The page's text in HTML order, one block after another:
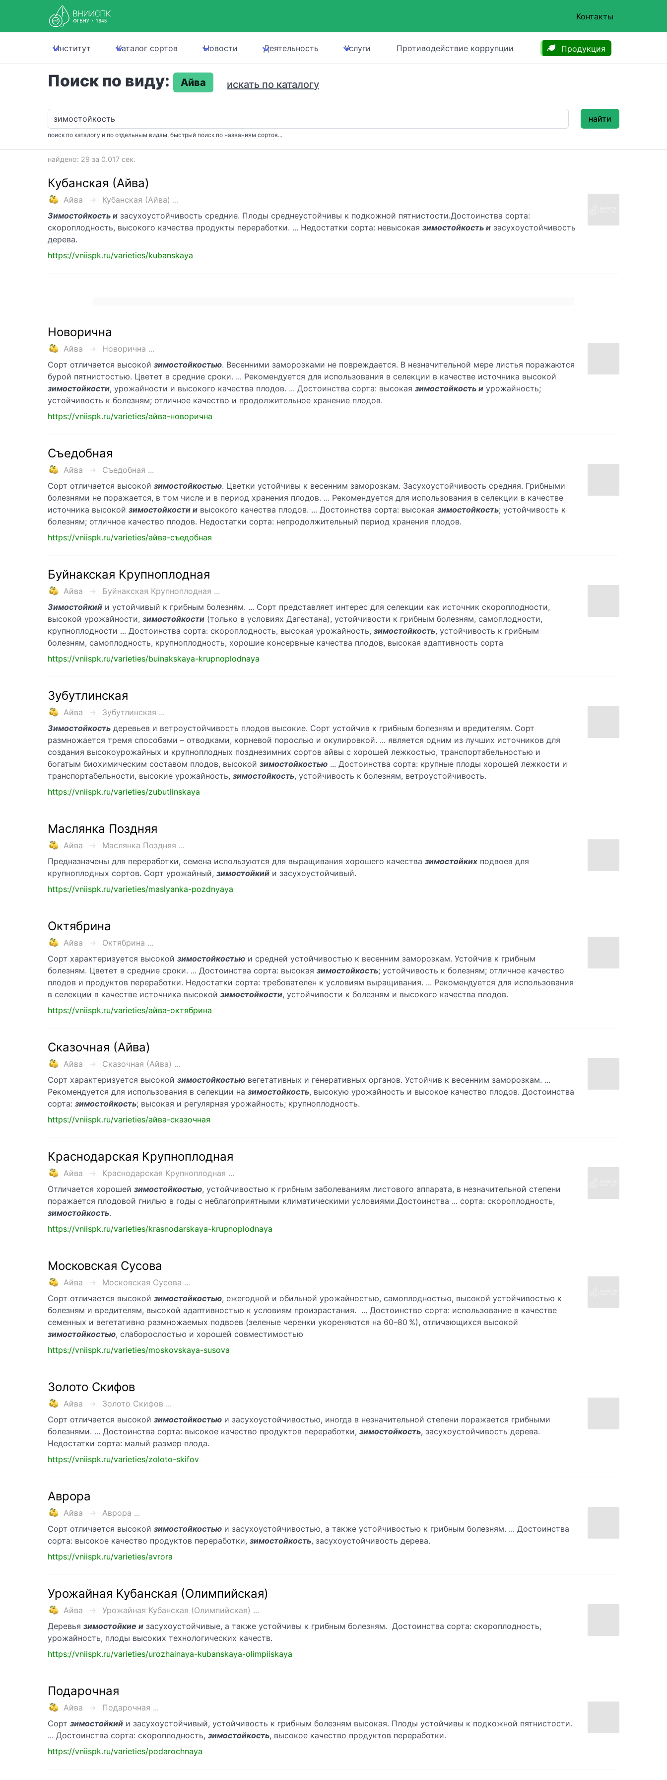
Контакты
Институт Каталог сортов Новости Деятельность Услуги Противодействие коррупции Продукция
Поиск по виду: Айва искать по каталогу
поиск по каталогу и по отдельным видам, быстрый поиск по названиям сортов...
найти
найдено: 29 за 0.017 сек.
Кубанская (Айва)
Айва
Кубанская (Айва) ...
Зимостойкость и засухоустойчивость средние. Плоды среднеустойчивы к подкожной пятнистости.Достоинства сорта:
скороплодность, высокого качества продукты переработки. ... Недостатки сорта: невысокая зимостойкость и засухоустойчивость
дерева.
https://vniispk.ru/varieties/kubanskaya
Новорична
Айва
Новорична ...
Сорт отличается высокой зимостойкостью. Весенними заморозками не повреждается. В незначительной мере листья поражаются
бурой пятнистостью. Цветет в средние сроки. ... Рекомендуется для использования в селекции в качестве источника высокой
зимостойкости, урожайности и высокого качества плодов. ... Достоинства сорта: высокая зимостойкость и урожайность;
устойчивость к болезням; отличное качество и продолжительное хранение плодов.
https://vniispk.ru/varieties/айва-новорична
Съедобная
Айва
Съедобная ...
Сорт отличается высокой зимостойкостью. Цветки устойчивы к весенним заморозкам. Засухоустойчивость средняя. Грибными
болезнями не поражается, в том числе и в период хранения плодов. ... Рекомендуется для использования в селекции в качестве
источника высокой зимостойкости и высокого качества плодов. ... Достоинства сорта: высокая зимостойкость; устойчивость к
болезням; отличное качество плодов. Недостатки сорта: непродолжительный период хранения плодов.
https://vniispk.ru/varieties/айва-съедобная
Буйнакская Крупноплодная
Айва
Буйнакская Крупноплодная ...
Зимостойкий и устойчивый к грибным болезням. ... Сорт представляет интерес для селекции как источник скороплодности,
высокой урожайности, зимостойкости (только в условиях Дагестана), устойчивости к грибным болезням, самоплодности,
крупноплодности ... Достоинства сорта: скороплодность, высокая урожайность, зимостойкость, устойчивость к грибным
болезням, самоплодность, крупноплодность, хорошие консервные качества плодов, высокая адаптивность сорта
https://vniispk.ru/varieties/buinakskaya-krupnoplodnaya
Зубутлинская
Айва
Зубутлинская ...
Зимостойкость деревьев и ветроустойчивость плодов высокие. Сорт устойчив к грибным болезням и вредителям. Сорт
размножается тремя способами – отводками, корневой порослью и окулировкой. ... является одним из лучших источников для
создания высокоурожайных и крупноплодных позднезимних сортов айвы с хорошей лежкостью, транспортабельностью и
богатым биохимическим составом плодов, высокой зимостойкостью ... Достоинства сорта: крупные плоды хорошей лежкости и
транспортабельности, высокие урожайность, зимостойкость, устойчивость к болезням, ветроустойчивость.
https://vniispk.ru/varieties/zubutlinskaya
Маслянка Поздняя
Айва
Маслянка Поздняя ...
Предназначены для переработки, семена используются для выращивания хорошего качества зимостойких подвоев для
крупноплодных сортов. Сорт урожайный, зимостойкий и засухоустойчивый.
https://vniispk.ru/varieties/maslyanka-pozdnyaya
Октябрина
Айва
Октябрина ...
Сорт характеризуется высокой зимостойкостью и средней устойчивостью к весенним заморозкам. Устойчив к грибным
болезням. Цветет в средние сроки. ... Достоинства сорта: высокая зимостойкость; устойчивость к болезням; отличное качество
плодов и продуктов переработки. Недостатки сорта: требователен к условиям выращивания. ... Рекомендуется для использования
в селекции в качестве источника высокой зимостойкости, устойчивости к болезням и высокого качества плодов.
https://vniispk.ru/varieties/айва-октябрина
Сказочная (Айва)
Айва
Сказочная (Айва) ...
Сорт характеризуется высокой зимостойкостью вегетативных и генеративных органов. Устойчив к весенним заморозкам. ...
Рекомендуется для использования в селекции на зимостойкость, высокую урожайность и высокое качество плодов. Достоинства
сорта: зимостойкость; высокая и регулярная урожайность; крупноплодность.
https://vniispk.ru/varieties/айва-сказочная
Краснодарская Крупноплодная
Айва
Краснодарская Крупноплодная ...
Отличается хорошей зимостойкостью, устойчивостью к грибным заболеваниям листового аппарата, в незначительной степени
поражается плодовой гнилью в годы с неблагоприятными климатическими условиями.Достоинства ... сорта: скороплодность,
зимостойкость.
https://vniispk.ru/varieties/krasnodarskaya-krupnoplodnaya
Московская Сусова
Айва
Московская Сусова ...
Сорт отличается высокой зимостойкостью, ежегодной и обильной урожайностью, самоплодностью, высокой устойчивостью к
болезням и вредителям, высокой адаптивностью к условиям произрастания. ... Достоинство сорта: использование в качестве
семенных и вегетативно размножаемых подвоев (зеленые черенки укореняются на 60–80 %), отличающихся высокой
зимостойкостью, слаборослостью и хорошей совместимостью
https://vniispk.ru/varieties/moskovskaya-susova
Золото Скифов
Айва
Золото Скифов ...
Сорт отличается высокой зимостойкостью и засухоустойчивостью, иногда в незначительной степени поражается грибными
болезнями. ... Достоинства сорта: высокое качество продуктов переработки, зимостойкость, засухоустойчивость дерева.
Недостатки сорта: малый размер плода.
https://vniispk.ru/varieties/zoloto-skifov
Аврора
Айва
Аврора ...
Сорт отличается высокой зимостойкостью и засухоустойчивостью, а также устойчивостью к грибным болезням. ... Достоинства
сорта: высокое качество продуктов переработки, зимостойкость, засухоустойчивость дерева.
https://vniispk.ru/varieties/avrora
Урожайная Кубанская (Олимпийская)
Айва
Урожайная Кубанская (Олимпийская) ...
Деревья зимостойкие и засухоустойчивые, а также устойчивы к грибным болезням. Достоинства сорта: скороплодность,
урожайность, плоды высоких технологических качеств.
https://vniispk.ru/varieties/urozhainaya-kubanskaya-olimpiiskaya
Подарочная
Айва
Подарочная ...
Сорт зимостойкий и засухоустойчивый, устойчивость к грибным болезням высокая. Плоды устойчивы к подкожной пятнистости.
... Достоинства сорта: скороплодность, зимостойкость, высокое качество продуктов переработки.
https://vniispk.ru/varieties/podarochnaya